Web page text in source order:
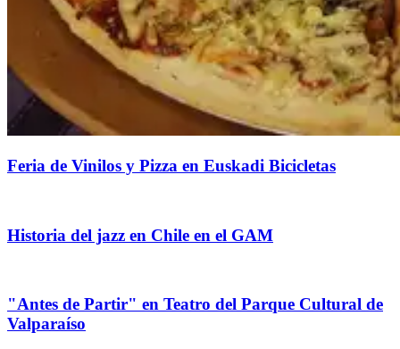
Feria de Vinilos y Pizza en Euskadi Bicicletas
Historia del jazz en Chile en el GAM
"Antes de Partir" en Teatro del Parque Cultural de
Valparaíso